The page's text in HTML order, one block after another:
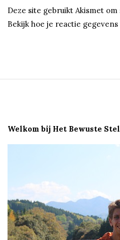
n
d
Deze site gebruikt Akismet
Bekijk hoe je reactie
Welkom bij Het Bewuste Stel